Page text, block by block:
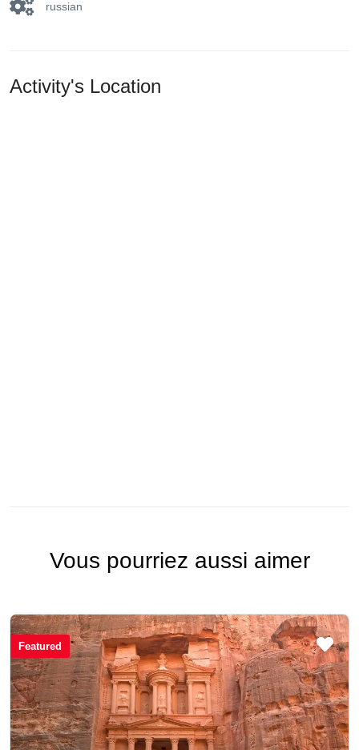
russian
Activity's Location
Vous pourriez aussi aimer
Featured